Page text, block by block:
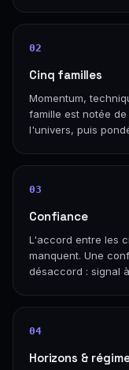
02
Cinq familles
Momentum,
famille est notée
l'univers, puis
03
Confiance
L'accord entre les
manquent. Une
désaccord : signal
04
Horizons &